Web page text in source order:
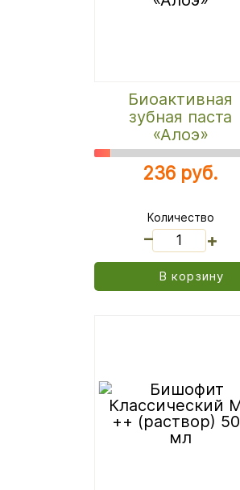
Биоактивная
зубная паста
«Алоэ»
236 руб.
Количество
+
В корзину